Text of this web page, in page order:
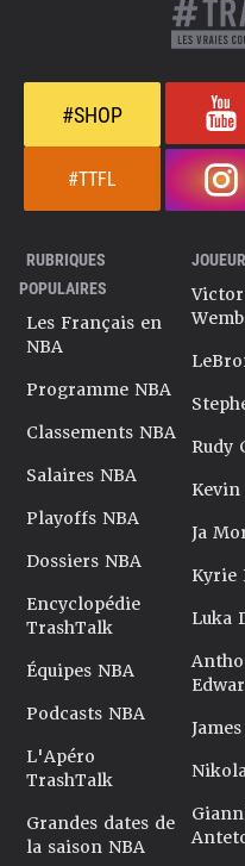
#SHOP
#TTFL
RUBRIQUES
POPULAIRES
Les Français en
NBA
Programme NBA
Classements NBA
Salaires NBA
Playoffs NBA
Dossiers NBA
Encyclopédie
TrashTalk
Équipes NBA
Podcasts NBA
L'Apéro
TrashTalk
Grandes dates de
la saison NBA
Victor
Rudy
Ja
Kyrie
Luka